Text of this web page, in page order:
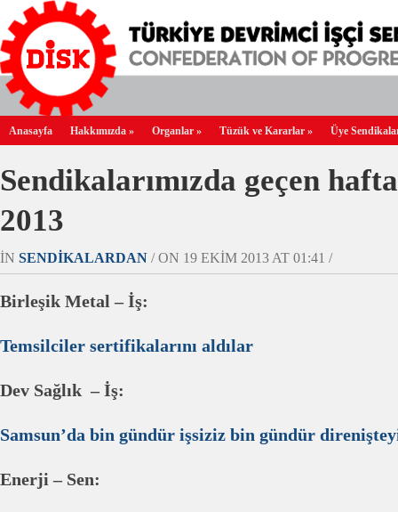
Anasayfa Hakkımızda » Organlar » Tüzük ve Kararlar » Üye
Sendikalarımızda geçen
2013
IN SENDIKALARDAN / ON 19 EKIM 2013 AT 01:41 /
Birleşik Metal – İş:
Temsilciler sertifikalarını aldılar
Dev Sağlık – İş:
Samsun’da bin gündür işsiziz bin gündür
Enerji – Sen: